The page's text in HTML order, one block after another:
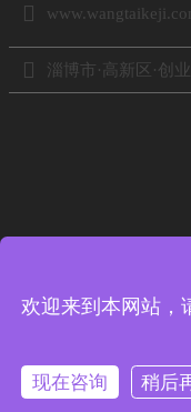

 淄博市·高新区·创
电话：
版权所有 ©
欢迎来到本网站，
现在咨询 稍后